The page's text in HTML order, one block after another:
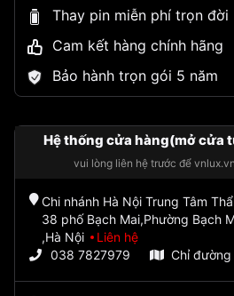
Thay pin miễn phí trọn đời
Cam kết hàng chính hãng
Bảo hành trọn gói 5 năm
Hệ thống cửa hàng(mở cửa
vui lòng liên hệ trước để
Chi nhánh Hà Nội Trung Tâm
38 phố Bạch Mai,Phường Bạch
,Hà Nội
Liên hệ
038 7827979
Chỉ đường